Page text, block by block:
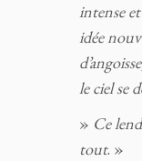
intense
idée
le ciel se
» Ce
tout. »